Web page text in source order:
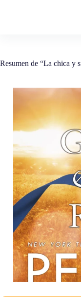
Resumen de “La chica y